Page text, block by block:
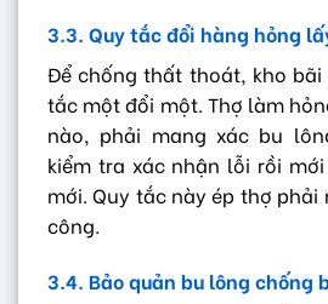
3.3. Quy tắc đổi hàng hỏng
Để chống thất thoát, kho
tắc một đổi một. Thợ làm
nào, phải mang xác bu
kiểm tra xác nhận lỗi rồi
mới. Quy tắc này ép thợ
công.
3.4. Bảo quản bu lông chống